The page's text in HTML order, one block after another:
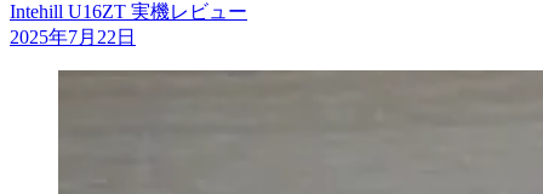
Intehill U16ZT 実機レビュー
2025年7月22日